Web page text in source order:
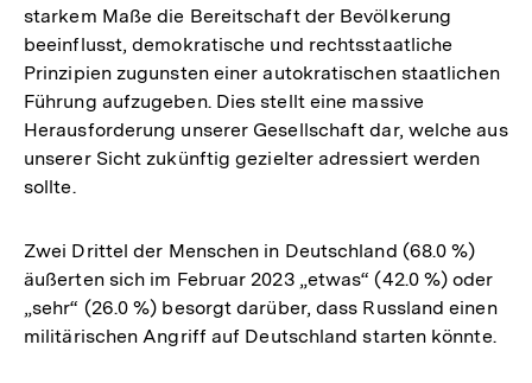
starkem Maße die Bereitschaft der Bevölkerung
beeinflusst, demokratische und rechtsstaatliche
Prinzipien zugunsten einer autokratischen staatlichen
Führung aufzugeben. Dies stellt eine massive
Herausforderung unserer Gesellschaft dar, welche aus
unserer Sicht zukünftig gezielter adressiert werden
sollte.
Zwei Drittel der Menschen in Deutschland (68.0 %)
äußerten sich im Februar 2023 „etwas“ (42.0 %) oder
„sehr“ (26.0 %) besorgt darüber, dass Russland einen
militärischen Angriff auf Deutschland starten könnte.